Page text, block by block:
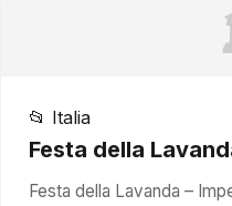
📂 Italia
Festa della
Festa della Lavanda –